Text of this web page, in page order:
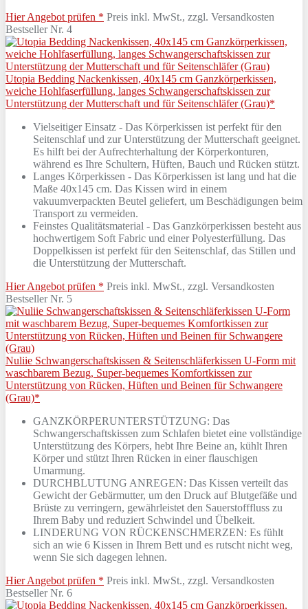
Hier Angebot prüfen * Preis inkl. MwSt., zzgl. Versandkosten
Bestseller Nr. 4
Utopia Bedding Nackenkissen, 40x145 cm Ganzkörperkissen,
weiche Hohlfaserfüllung, langes Schwangerschaftskissen zur
Unterstützung der Mutterschaft und für Seitenschläfer (Grau)*
Vielseitiger Einsatz - Das Körperkissen ist perfekt für den
Seitenschlaf und zur Unterstützung der Mutterschaft geeignet.
Es hilft bei der Aufrechterhaltung der Körperkonturen,
während es Ihre Schultern, Hüften, Bauch und Rücken stützt.
Langes Körperkissen - Das Körperkissen ist lang und hat die
Maße 40x145 cm. Das Kissen wird in einem
vakuumverpackten Beutel geliefert, um Beschädigungen beim
Transport zu vermeiden.
Feinstes Qualitätsmaterial - Das Ganzkörperkissen besteht aus
hochwertigem Soft Fabric und einer Polyesterfüllung. Das
Doppelkissen ist perfekt für den Seitenschlaf, das Stillen und
die Unterstützung der Mutterschaft.
Hier Angebot prüfen * Preis inkl. MwSt., zzgl. Versandkosten
Bestseller Nr. 5
Nuliie Schwangerschaftskissen & Seitenschläferkissen U-Form mit
waschbarem Bezug, Super-bequemes Komfortkissen zur
Unterstützung von Rücken, Hüften und Beinen für Schwangere
(Grau)*
GANZKÖRPERUNTERSTÜTZUNG: Das
Schwangerschaftskissen zum Schlafen bietet eine vollständige
Unterstützung des Körpers, hebt Ihre Beine an, kühlt Ihren
Körper und stützt Ihren Rücken in einer flauschigen
Umarmung.
DURCHBLUTUNG ANREGEN: Das Kissen verteilt das
Gewicht der Gebärmutter, um den Druck auf Blutgefäße und
Brüste zu verringern, gewährleistet den Sauerstofffluss zu
Ihrem Baby und reduziert Schwindel und Übelkeit.
LINDERUNG VON RÜCKENSCHMERZEN: Es fühlt
sich an wie 6 Kissen in Ihrem Bett und es rutscht nicht weg,
wenn Sie sich dagegen lehnen.
Hier Angebot prüfen * Preis inkl. MwSt., zzgl. Versandkosten
Bestseller Nr. 6